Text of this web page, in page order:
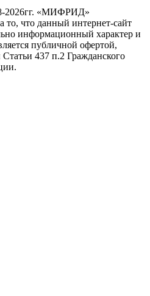
2026гг. «МИФРИД»
что данный интернет-сайт
информационный характер и
публичной офертой,
437 п.2 Гражданского